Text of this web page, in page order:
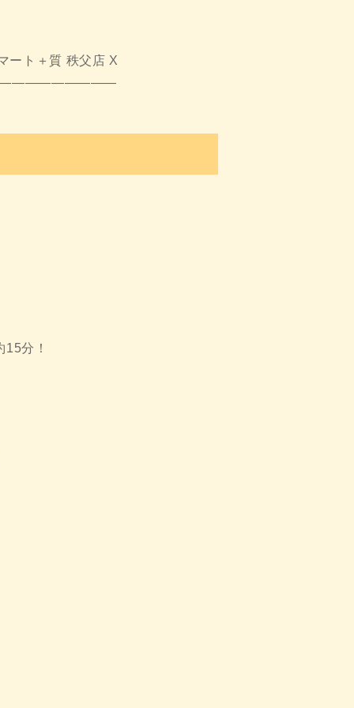
ート＋質 秩父店 X
分！